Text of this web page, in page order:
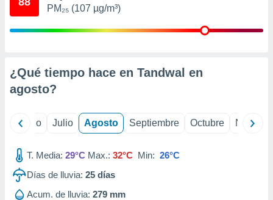
publicidad
1199
PM₂₅ (107 µg/m³)
¿Qué tiempo hace en Tandwal en
agosto?
Junio Julio Agosto Septiembre Octubre
T. Media: 29°C Max.: 32°C Min: 26°C
Días de lluvia: 25 días
Acum. de lluvia: 279 mm